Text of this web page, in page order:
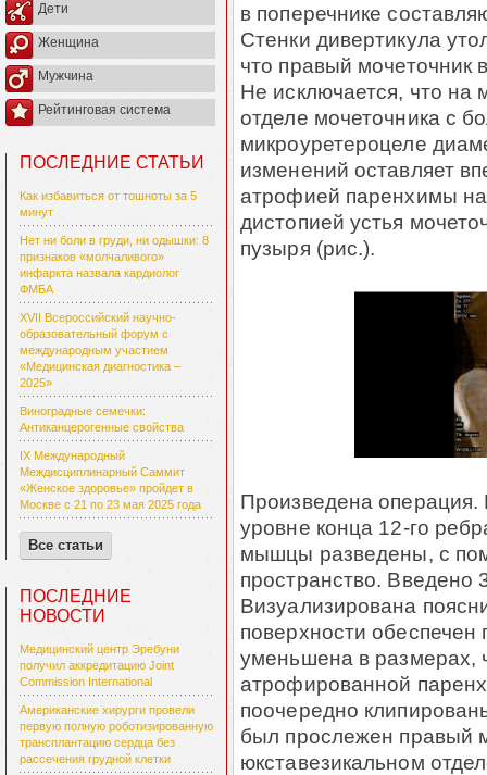
Дети
Женщина
Мужчина
Рейтинговая система
ПОСЛЕДНИЕ СТАТЬИ
Как избавиться от тошноты за 5
минут
Нет ни боли в груди, ни одышки: 8
признаков «молчаливого»
инфаркта назвала кардиолог
ФМБА
XVII Всероссийский научно-
образовательный форум с
международным участием
«Медицинская диагностика –
2025»
Виноградные семечки:
Антиканцерогенные свойства
IX Международный
Междисциплинарный Саммит
«Женское здоровье» пройдет в
Москве с 21 по 23 мая 2025 года
Все статьи
ПОСЛЕДНИЕ
НОВОСТИ
Медицинский центр Эребуни
получил аккредитацию Joint
Commission International
Американские хирурги провели
первую полную роботизированную
трансплантацию сердца без
рассечения грудной клетки
в поперечнике
Стенки дивертикула
что правый мочеточник
Не исключается, что на
отделе мочеточника с
микроуретероцеле
изменений оставляет
атрофией паренхимы
дистопией устья
пузыря (рис.).
Произведена
уровне конца 12-го
мышцы разведены, с
пространство. Введено
Визуализирована
поверхности обеспечен
уменьшена в размерах,
атрофированной
поочередно
был прослежен правый
юкставезикальном